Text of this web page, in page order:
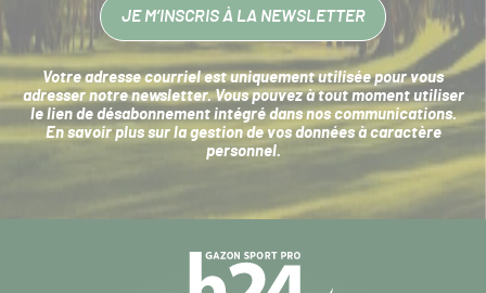
JE M’INSCRIS À LA NEWSLETTER
Votre adresse courriel est uniquement utilisée pour vous
adresser notre newsletter. Vous pouvez à tout moment utiliser
le lien de désabonnement intégré dans nos communications.
En savoir plus sur la gestion de vos données à caractère
personnel.